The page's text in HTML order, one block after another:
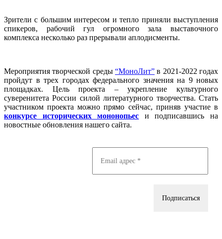
Зрители с большим интересом и тепло приняли выступления
спикеров, рабочий гул огромного зала выставочного
комплекса несколько раз прерывали аплодисменты.
Мероприятия творческой среды “МоноЛит” в 2021-2022 годах
пройдут в трех городах федерального значения на 9 новых
площадках. Цель проекта – укрепление культурного
суверенитета России силой литературного творчества. Стать
участником проекта можно прямо сейчас, приняв участие в
конкурсе исторических мононопьес и подписавшись на
новостные обновления нашего сайта.